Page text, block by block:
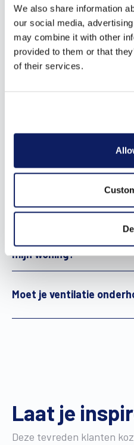
We also share information
our social media,
may combine it with other
provided to them or that
of their services.
Zijn ventilatieroosters
te ventileren?
Hoe ventileer je zonder
Hoe plaats je raam- of
Welke oplossing is het
mijn woning?
Moet je ventilatie
Laat je
Deze tevreden klanten